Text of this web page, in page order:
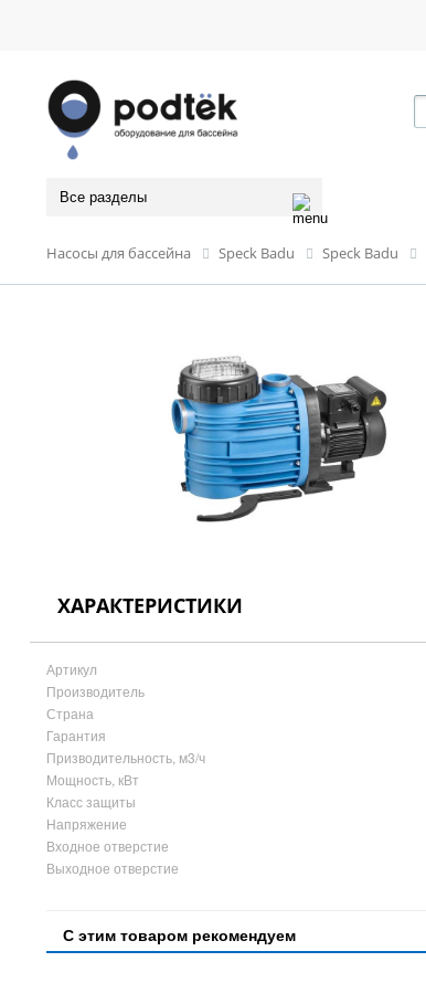
Все разделы
Насосы для бассейна Speck Badu Speck Badu
ХАРАКТЕРИСТИКИ
Артикул
Производитель
Страна
Гарантия
Призводительность, м3/ч
Мощность, кВт
Класс защиты
Напряжение
Входное отверстие
Выходное отверстие
С этим товаром рекомендуем